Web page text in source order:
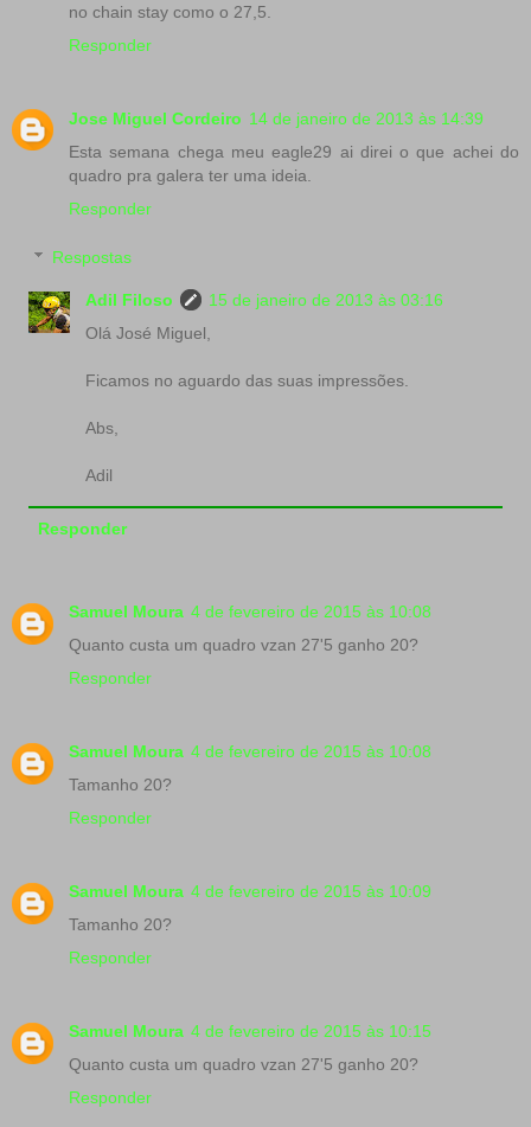
no chain stay como o 27,5.
Responder
Jose Miguel Cordeiro 14 de janeiro de 2013 às 14:39
Esta semana chega meu eagle29 ai direi o que achei do
quadro pra galera ter uma ideia.
Responder
Respostas
Adil Filoso
15 de janeiro de 2013 às 03:16
Olá José Miguel,
Ficamos no aguardo das suas impressões.
Abs,
Adil
Responder
Samuel Moura 4 de fevereiro de 2015 às 10:08
Quanto custa um quadro vzan 27'5 ganho 20?
Responder
Samuel Moura 4 de fevereiro de 2015 às 10:08
Tamanho 20?
Responder
Samuel Moura 4 de fevereiro de 2015 às 10:09
Tamanho 20?
Responder
Samuel Moura 4 de fevereiro de 2015 às 10:15
Quanto custa um quadro vzan 27'5 ganho 20?
Responder